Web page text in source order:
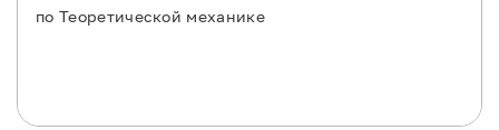
по Теоретической механике